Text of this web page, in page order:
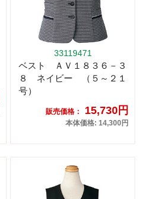
33119471
ベスト ＡＶ１８３６－３
８ ネイビー （５～２１
号）
販売価格： 15,730円
本体価格: 14,300円